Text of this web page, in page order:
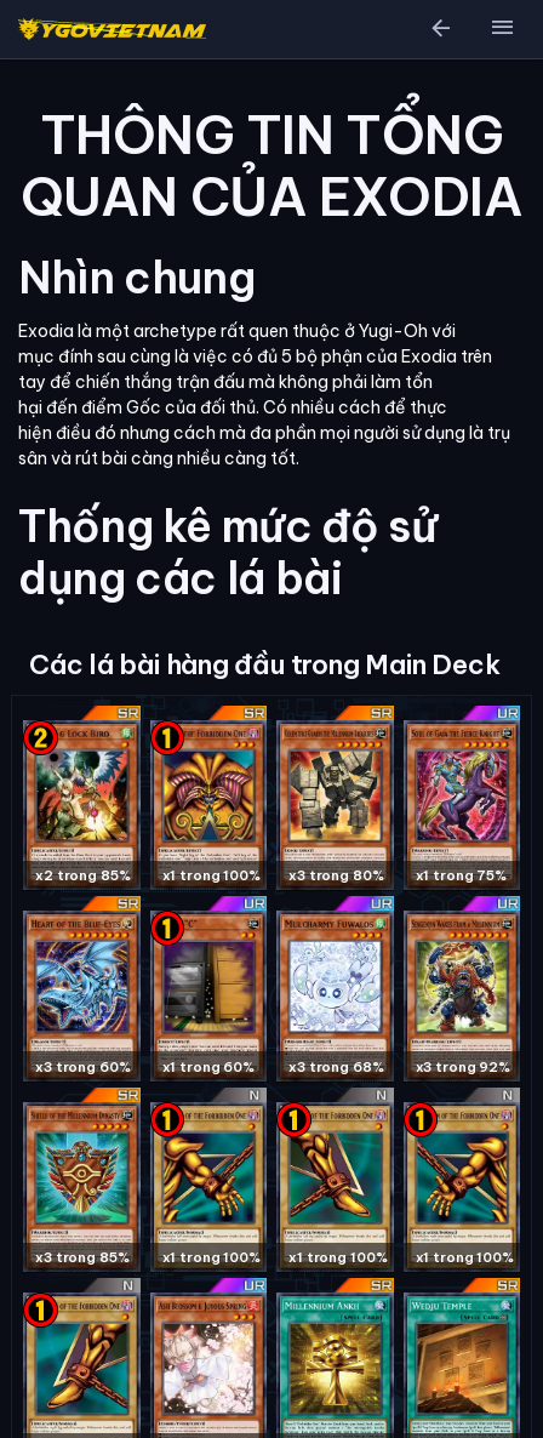
arrow_back menu
THÔNG TIN TỔNG
QUAN CỦA EXODIA
Nhìn chung
Exodia là một archetype rất quen thuộc ở Yugi-Oh với
mục đính sau cùng là việc có đủ 5 bộ phận của Exodia trên
tay để chiến thắng trận đấu mà không phải làm tổn
hại đến điểm Gốc của đối thủ. Có nhiều cách để thực
hiện điều đó nhưng cách mà đa phần mọi người sử dụng là trụ
sân và rút bài càng nhiều càng tốt.
Thống kê mức độ sử
dụng các lá bài
Các lá bài hàng đầu trong Main Deck
x2 trong 85% x1 trong 100% x3 trong 80% x1 trong 75%
x3 trong 60% x1 trong 60% x3 trong 68% x3 trong 92%
x3 trong 85% x1 trong 100% x1 trong 100% x1 trong 100%